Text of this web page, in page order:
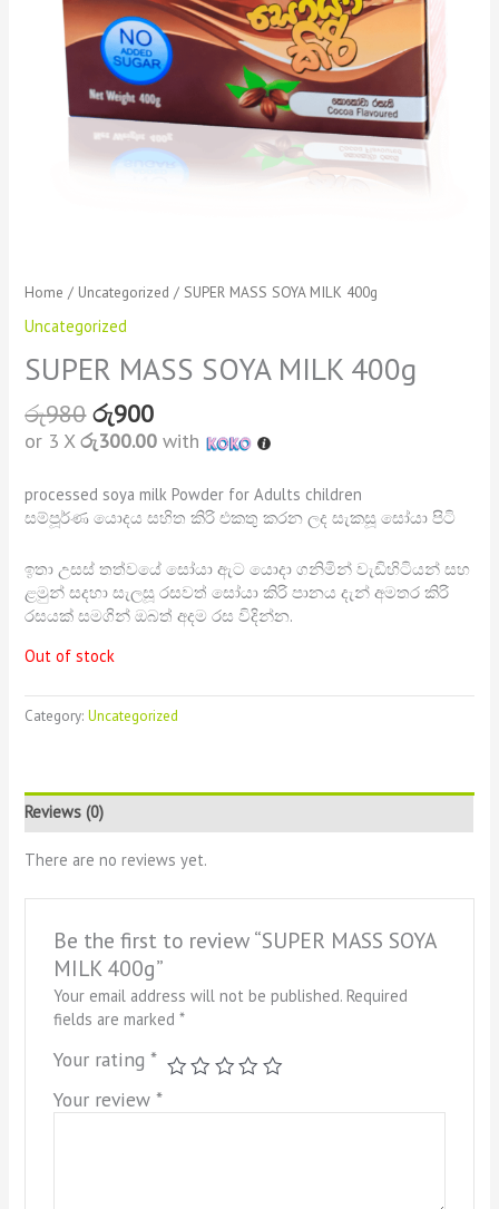
Home / Uncategorized / SUPER MASS SOYA MILK 400g
Uncategorized
SUPER MASS SOYA MILK 400g
රු980 රු900
or 3 Xරු300.00 with
processed soya milk Powder for Adults children
සම්පූර්ණ යොදය සහිත කිරි එකතු කරන ලද සැකසූ සෝයා පිටි
ඉතා උසස් තත්වයේ සෝයා ඇට යොදා ගනිමින් වැඩිහිටියන් සහ
ළමුන් සදහා සැලසූ රසවත් සෝයා කිරි පානය දැන් අමතර කිරි
රසයක් සමගින් ඔබත් අදම රස විදින්න.
Out of stock
Category:Uncategorized
Reviews (0)
There are no reviews yet.
Be the first to review “SUPER MASS SOYA
MILK 400g”
Your email address will not be published. Required
fields are marked *
Your rating *
Your review *